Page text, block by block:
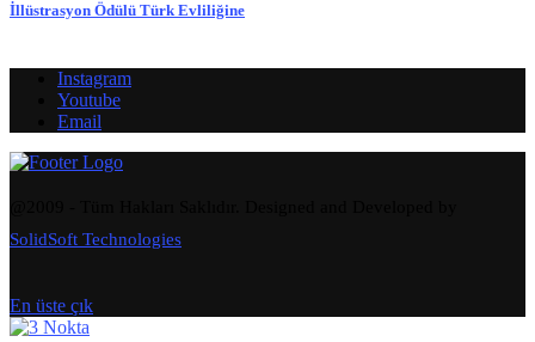
İllüstrasyon Ödülü Türk Evliliğine
Instagram
Youtube
Email
SolidSoft Technologies
En üste çık